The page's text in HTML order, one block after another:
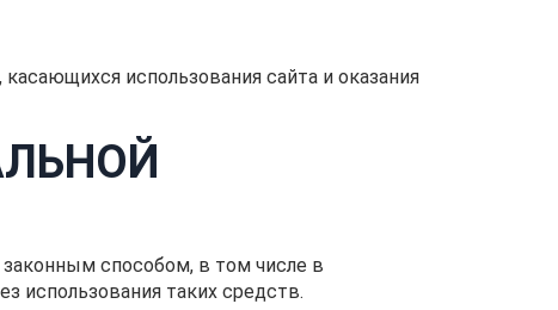
использования сайта и оказания
способом, в том числе в
использования таких средств.